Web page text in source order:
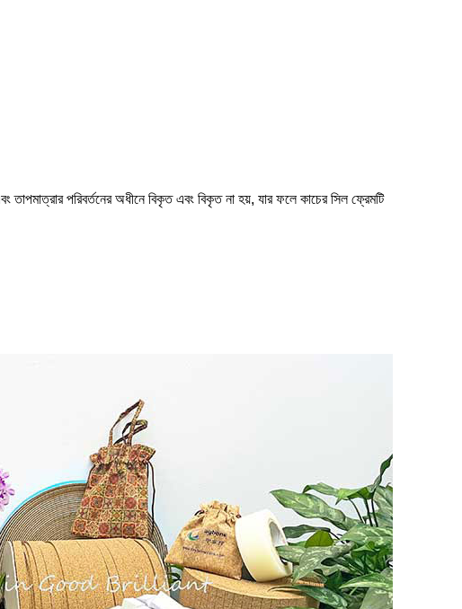
পরিবর্তনের অধীনে বিকৃত এবং বিকৃত না হয়, যার ফলে কাচের সিল ফ্রেমটি